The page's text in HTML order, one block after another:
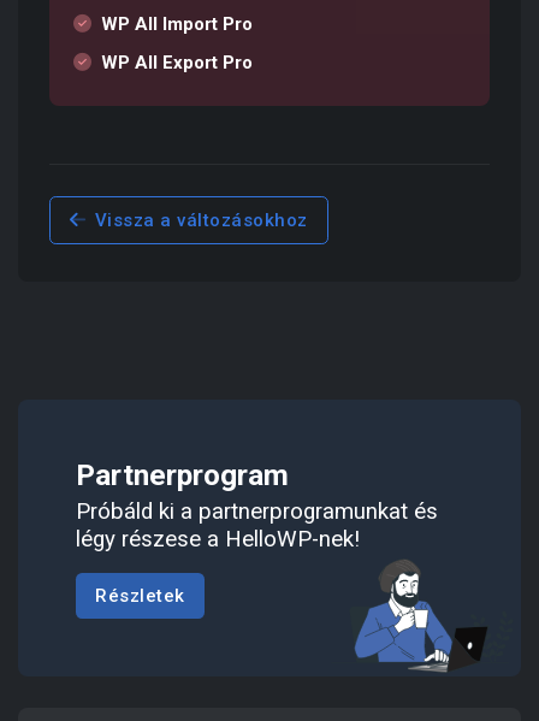
WP All Import Pro
WP All Export Pro
Vissza a változásokhoz
Partnerprogram
Próbáld ki a partnerprogramunkat és
légy részese a HelloWP-nek!
Részletek